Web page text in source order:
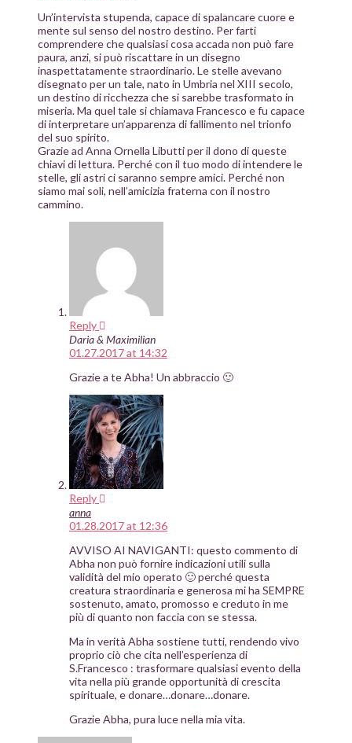
Un’intervista stupenda, capace di spalancare cuore e
mente sul senso del nostro destino. Per farti
comprendere che qualsiasi cosa accada non può fare
paura, anzi, si può riscattare in un disegno
inaspettatamente straordinario. Le stelle avevano
disegnato per un tale, nato in Umbria nel XIII secolo,
un destino di ricchezza che si sarebbe trasformato in
miseria. Ma quel tale si chiamava Francesco e fu capace
di interpretare un’apparenza di fallimento nel trionfo
del suo spirito.
Grazie ad Anna Ornella Libutti per il dono di queste
chiavi di lettura. Perché con il tuo modo di intendere le
stelle, gli astri ci saranno sempre amici. Perché non
siamo mai soli, nell’amicizia fraterna con il nostro
cammino.
Reply
Daria & Maximilian
01.27.2017 at 14:32
Grazie a te Abha! Un abbraccio 🙂
Reply
anna
01.28.2017 at 12:36
AVVISO AI NAVIGANTI: questo commento di
Abha non può fornire indicazioni utili sulla
validità del mio operato 🙂 perché questa
creatura straordinaria e generosa mi ha SEMPRE
sostenuto, amato, promosso e creduto in me
più di quanto non faccia con se stessa.
Ma in verità Abha sostiene tutti, rendendo vivo
proprio ciò che cita nell’esperienza di
S.Francesco : trasformare qualsiasi evento della
vita nella più grande opportunità di crescita
spirituale, e donare…donare…donare.
Grazie Abha, pura luce nella mia vita.